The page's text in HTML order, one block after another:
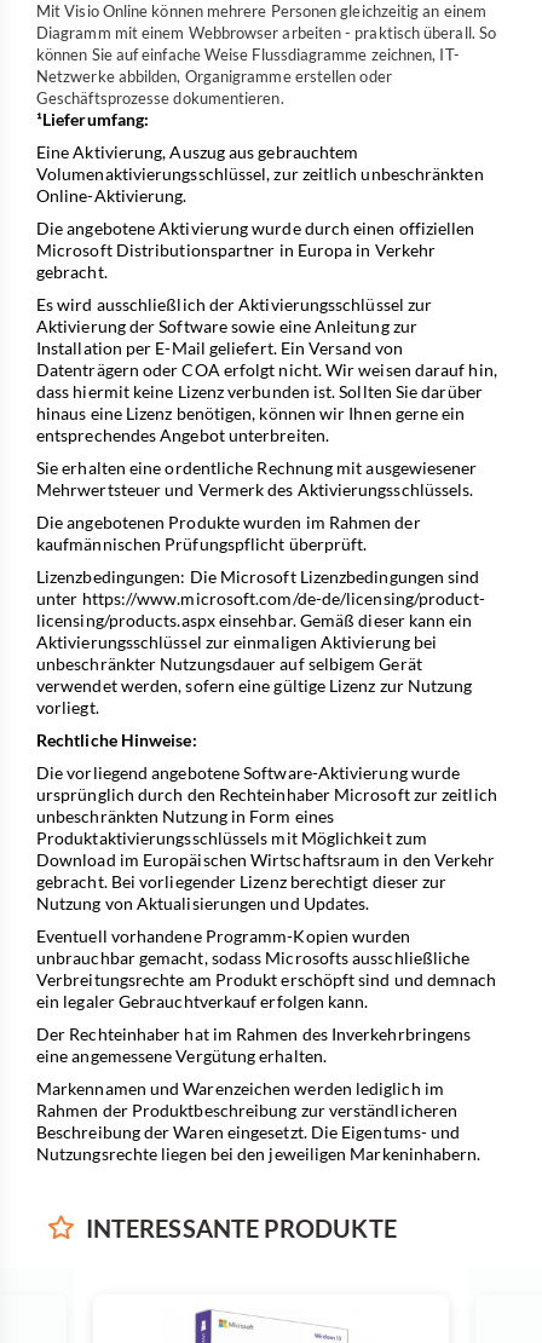
Mit Visio Online können mehrere Personen gleichzeitig an einem
Diagramm mit einem Webbrowser arbeiten - praktisch überall. So
können Sie auf einfache Weise Flussdiagramme zeichnen, IT-
Netzwerke abbilden, Organigramme erstellen oder
Geschäftsprozesse dokumentieren.
¹Lieferumfang:
Eine Aktivierung, Auszug aus gebrauchtem
Volumenaktivierungsschlüssel, zur zeitlich unbeschränkten
Online-Aktivierung.
Die angebotene Aktivierung wurde durch einen offiziellen
Microsoft Distributionspartner in Europa in Verkehr
gebracht.
Es wird ausschließlich der Aktivierungsschlüssel zur
Aktivierung der Software sowie eine Anleitung zur
Installation per E-Mail geliefert. Ein Versand von
Datenträgern oder COA erfolgt nicht. Wir weisen darauf hin,
dass hiermit keine Lizenz verbunden ist. Sollten Sie darüber
hinaus eine Lizenz benötigen, können wir Ihnen gerne ein
entsprechendes Angebot unterbreiten.
Sie erhalten eine ordentliche Rechnung mit ausgewiesener
Mehrwertsteuer und Vermerk des Aktivierungsschlüssels.
Die angebotenen Produkte wurden im Rahmen der
kaufmännischen Prüfungspflicht überprüft.
Lizenzbedingungen: Die Microsoft Lizenzbedingungen sind
unter https://www.microsoft.com/de-de/licensing/product-
licensing/products.aspxeinsehbar. Gemäß dieser kann ein
Aktivierungsschlüssel zur einmaligen Aktivierung bei
unbeschränkter Nutzungsdauer auf selbigem Gerät
verwendet werden, sofern eine gültige Lizenz zur Nutzung
vorliegt.
Rechtliche Hinweise:
Die vorliegend angebotene Software-Aktivierung wurde
ursprünglich durch den Rechteinhaber Microsoft zur zeitlich
unbeschränkten Nutzung in Form eines
Produktaktivierungsschlüssels mit Möglichkeit zum
Download im Europäischen Wirtschaftsraum in den Verkehr
gebracht. Bei vorliegender Lizenz berechtigt dieser zur
Nutzung von Aktualisierungen und Updates.
Eventuell vorhandene Programm-Kopien wurden
unbrauchbar gemacht, sodass Microsofts ausschließliche
Verbreitungsrechte am Produkt erschöpft sind und demnach
ein legaler Gebrauchtverkauf erfolgen kann.
Der Rechteinhaber hat im Rahmen des Inverkehrbringens
eine angemessene Vergütung erhalten.
Markennamen und Warenzeichen werden lediglich im
Rahmen der Produktbeschreibung zur verständlicheren
Beschreibung der Waren eingesetzt. Die Eigentums- und
Nutzungsrechte liegen bei den jeweiligen Markeninhabern.
INTERESSANTE PRODUKTE